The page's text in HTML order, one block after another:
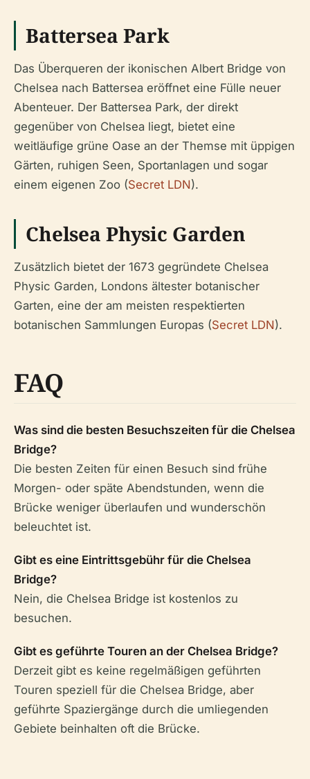
Battersea Park
Das Überqueren der ikonischen Albert Bridge von
Chelsea nach Battersea eröffnet eine Fülle neuer
Abenteuer. Der Battersea Park, der direkt
gegenüber von Chelsea liegt, bietet eine
weitläufige grüne Oase an der Themse mit üppigen
Gärten, ruhigen Seen, Sportanlagen und sogar
einem eigenen Zoo (Secret LDN).
Chelsea Physic Garden
Zusätzlich bietet der 1673 gegründete Chelsea
Physic Garden, Londons ältester botanischer
Garten, eine der am meisten respektierten
botanischen Sammlungen Europas (Secret LDN).
FAQ
Was sind die besten Besuchszeiten für die Chelsea
Bridge?
Die besten Zeiten für einen Besuch sind frühe
Morgen- oder späte Abendstunden, wenn die
Brücke weniger überlaufen und wunderschön
beleuchtet ist.
Gibt es eine Eintrittsgebühr für die Chelsea
Bridge?
Nein, die Chelsea Bridge ist kostenlos zu
besuchen.
Gibt es geführte Touren an der Chelsea Bridge?
Derzeit gibt es keine regelmäßigen geführten
Touren speziell für die Chelsea Bridge, aber
geführte Spaziergänge durch die umliegenden
Gebiete beinhalten oft die Brücke.